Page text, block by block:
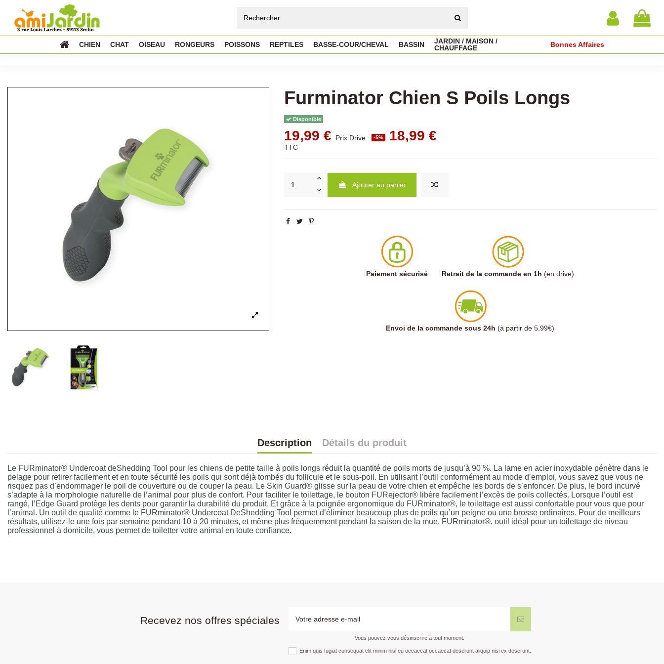
CHIEN CHAT OISEAU RONGEURS POISSONS REPTILES BASSE-COUR/CHEVAL BASSIN
JARDIN / MAISON /
CHAUFFAGE
Bonnes Affaires
Furminator Chien S Poils Longs
Disponible
19,99 € Prix Drive : -5% 18,99 €
TTC
Ajouter au panier
Paiement sécurisé Retrait de la commande en 1h (en drive)
Envoi de la commande sous 24h (à partir de 5.99€)
Description Détails du produit
Le FURminator® Undercoat deShedding Tool pour les chiens de petite taille à poils longs réduit la quantité de poils morts de jusqu’à 90 %. La lame en acier inoxydable pénètre dans le
pelage pour retirer facilement et en toute sécurité les poils qui sont déjà tombés du follicule et le sous-poil. En utilisant l’outil conformément au mode d’emploi, vous savez que vous ne
risquez pas d’endommager le poil de couverture ou de couper la peau. Le Skin Guard® glisse sur la peau de votre chien et empêche les bords de s’enfoncer. De plus, le bord incurvé
s’adapte à la morphologie naturelle de l’animal pour plus de confort. Pour faciliter le toilettage, le bouton FURejector® libère facilement l’excès de poils collectés. Lorsque l’outil est
rangé, l’Edge Guard protège les dents pour garantir la durabilité du produit. Et grâce à la poignée ergonomique du FURminator®, le toilettage est aussi confortable pour vous que pour
l’animal. Un outil de qualité comme le FURminator® Undercoat DeShedding Tool permet d’éliminer beaucoup plus de poils qu’un peigne ou une brosse ordinaires. Pour de meilleurs
résultats, utilisez-le une fois par semaine pendant 10 à 20 minutes, et même plus fréquemment pendant la saison de la mue. FURminator®, outil idéal pour un toilettage de niveau
professionnel à domicile, vous permet de toiletter votre animal en toute confiance.
Recevez nos offres spéciales
Vous pouvez vous désinscrire à tout moment.
Enim quis fugiat consequat elit minim nisi eu occaecat occaecat deserunt aliquip nisi ex deserunt.